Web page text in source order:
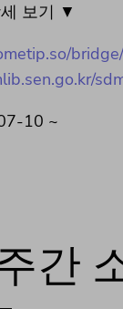
보기 ▼
10 ~
간